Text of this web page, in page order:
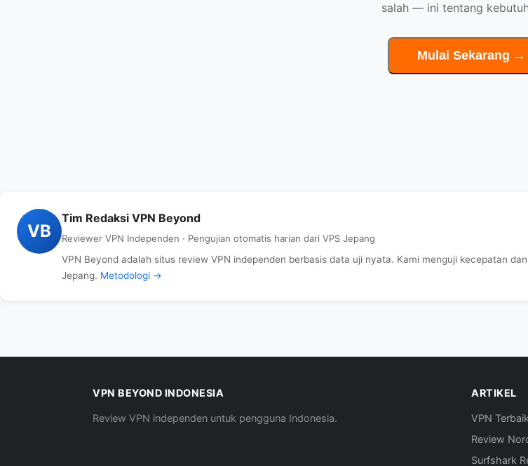
salah — ini tentang
Mulai Sekarang →
VB
Tim Redaksi VPN Beyond
Reviewer VPN Independen · Pengujian otomatis harian dari VPS Jepang
VPN Beyond adalah situs review VPN independen berbasis data uji nyata. Kami menguji kecepatan
Jepang. Metodologi →
VPN BEYOND INDONESIA
Review VPN independen untuk pengguna Indonesia.
ARTIKEL
VPN
Review
Surfshark